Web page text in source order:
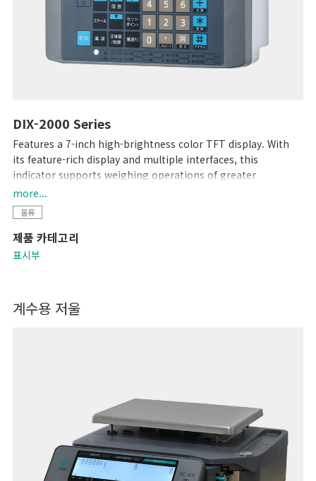
DIX-2000 Series
Features a 7-inch high-brightness color TFT display. With
its feature-rich display and multiple interfaces, this
indicator supports weighing operations of greater
complexity. Variations include the ruggedly-constructed,
IP65-compliant DIX-2000 Series, and the general-purpose
DIX-1000 Series, providing a range of options to suit varied
work environments.
more...
물류
제품 카테고리
표시부
계수용 저울